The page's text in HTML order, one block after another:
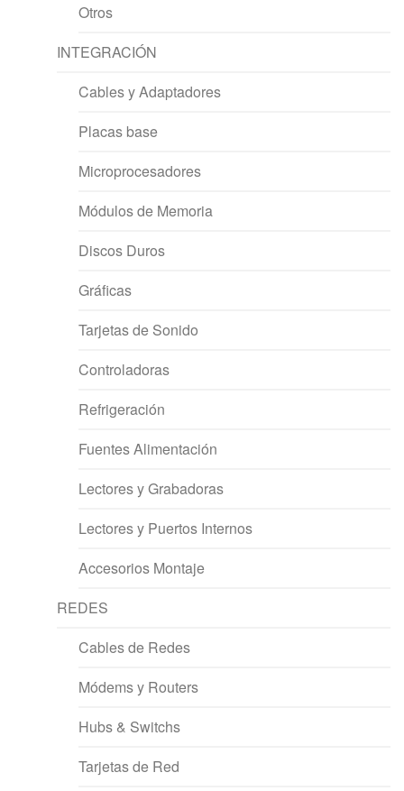
Otros
INTEGRACIÓN
Cables y Adaptadores
Placas base
Microprocesadores
Módulos de Memoria
Discos Duros
Gráficas
Tarjetas de Sonido
Controladoras
Refrigeración
Fuentes Alimentación
Lectores y Grabadoras
Lectores y Puertos Internos
Accesorios Montaje
REDES
Cables de Redes
Módems y Routers
Hubs & Switchs
Tarjetas de Red